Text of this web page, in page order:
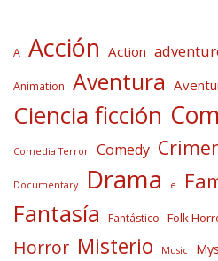
A Acción Action
Animation Aventura
Ciencia ficción
Comedia Terror Comedy
Documentary Drama e
Fantasía Fantástico Folk
Horror Misterio Music